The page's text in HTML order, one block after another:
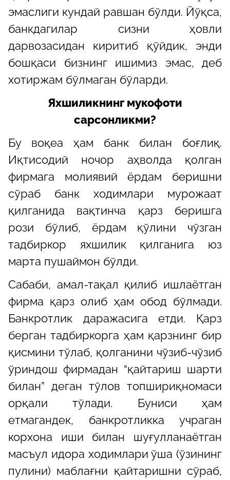
эмаслиги кундай равшан бўлди. Йўқса,
банкдагилар сизни ҳовли
дарвозасидан киритиб қўйдик, энди
бошқаси бизнинг ишимиз эмас, деб
хотиржам бўлмаган бўларди.
Яхшиликнинг мукофоти
сарсонликми?
Бу воқеа ҳам банк билан боғлиқ.
Иқтисодий ночор аҳволда қолган
фирмага молиявий ёрдам беришни
сўраб банк ходимлари мурожаат
қилганида вақтинча қарз беришга
рози бўлиб, ёрдам қўлини чўзган
тадбиркор яхшилик қилганига юз
марта пушаймон бўлди.
Сабаби, амал-тақал қилиб ишлаётган
фирма қарз олиб ҳам обод бўлмади.
Банкротлик даражасига етди. Қарз
берган тадбиркорга ҳам қарзнинг бир
қисмини тўлаб, қолганини чўзиб-чўзиб
ўриндош фирмадан “қайтариш шарти
билан” деган тўлов топшириқномаси
орқали тўлади. Буниси ҳам
етмагандек, банкротликка учраган
корхона иши билан шуғулланаётган
масъул идора ходимлари ўша (ўзининг
пулини) маблағни қайтаришни сўраб,